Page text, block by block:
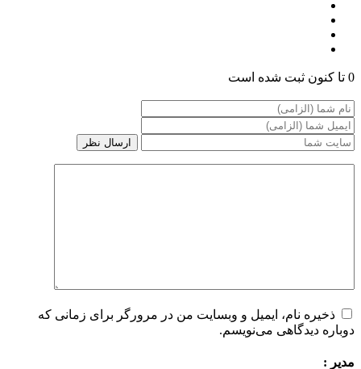
0 تا کنون ثبت شده است
ذخیره نام، ایمیل و وبسایت من در مرورگر برای زمانی که
دوباره دیدگاهی می‌نویسم.
مدیر :